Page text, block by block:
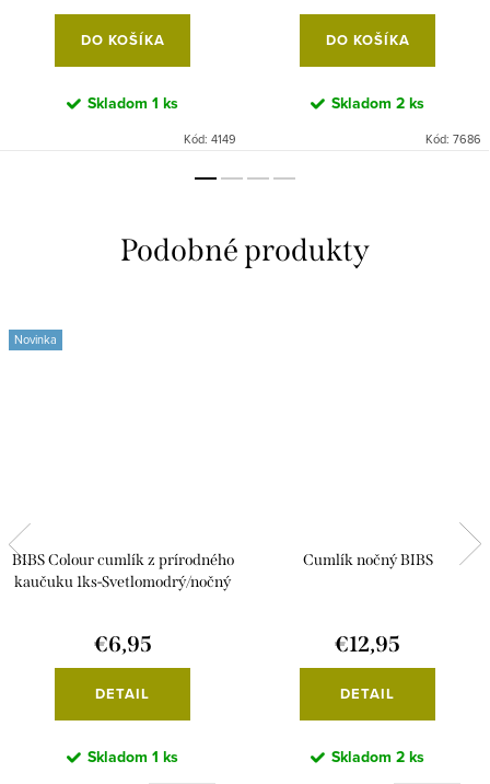
DO KOŠÍKA
Skladom 1 ks
Kód: 4149
DO KOŠÍKA
Skladom 2 ks
Kód: 7686
Novinka
BIBS Colour cumlík z prírodného
kaučuku 1ks-Svetlomodrý/nočný
€6,95
DETAIL
Skladom 1 ks
Cumlík nočný BIBS
€12,95
DETAIL
Skladom 2 ks